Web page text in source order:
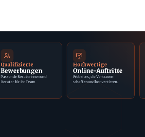
Qualifizierte
Bewerbungen
Passende Beraterinnen und
Berater für Ihr Team.
Hochwertige
Online-Auftritte
Websites, die Vertrauen
schaffen und konvertieren.